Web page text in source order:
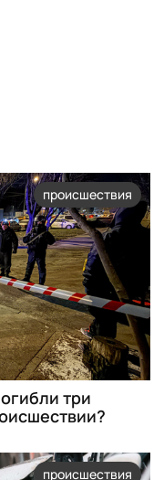
происшествия
три
происшествия